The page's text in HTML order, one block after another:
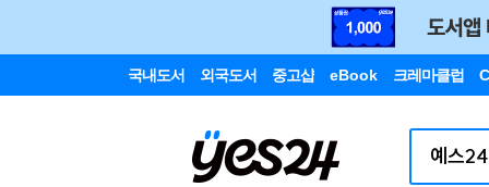
국내도서 외국도서 중고샵 eBook 크레마클럽